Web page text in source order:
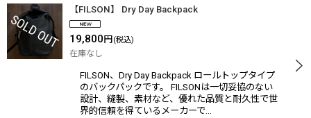
【FILSON】 Dry Day Backpack
19,800 円 (税込)
在庫なし
FILSON、Dry Day Backpack ロールトップタイプ
のバックパックです。 FILSONは一切妥協のない
設計、縫製、素材など、優れた品質と耐久性で世
界的信頼を得ているメーカーで…